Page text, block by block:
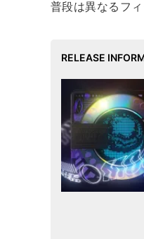
普段は異なるフ
RELEASE